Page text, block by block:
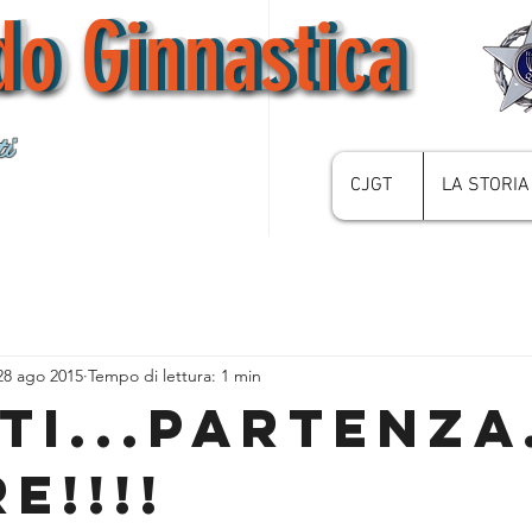
CJGT LA STORIA
Ginnastica
Ginnastica
Ginnastica
ago 2015 Tempo di lettura: 1 min